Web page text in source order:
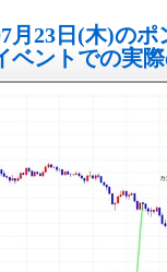
月23日(木)の
ベントでの実